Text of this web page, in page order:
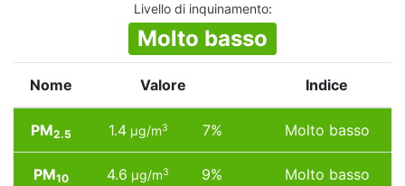
Livello di inquinamento:
Molto basso
Nome Valore Indice
PM2.5 1.4µg/m3 7% Molto basso
PM10 4.6 µg/m3 9% Molto basso